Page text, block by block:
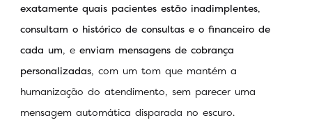
exatamente quais pacientes estão inadimplentes,
consultam o histórico de consultas e o financeiro de
cada um, e enviam mensagens de cobrança
personalizadas, com um tom que mantém a
humanização do atendimento, sem parecer uma
mensagem automática disparada no escuro.